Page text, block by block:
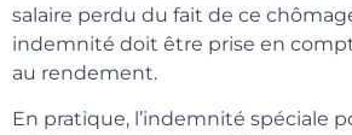
salaire perdu du fait de ce
indemnité doit être prise en
au rendement.
En pratique, l’indemnité spéciale